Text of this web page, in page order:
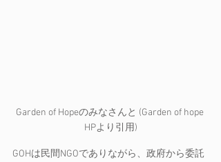
Garden of Hopeのみなさんと (Garden of hope
HPより引用)
GOHは民間NGOでありながら、政府から委託